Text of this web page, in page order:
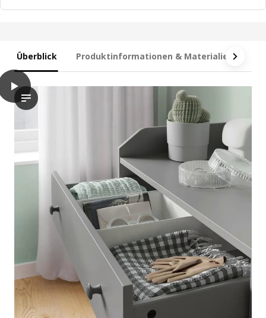
Überblick Produktinformationen & Materialien
play
Das Video zeigt eine Demonstration der Kommode HAUGA
HAUGA Kommode mit 3 Schubl und Regal, grau, 70x46x116 cm